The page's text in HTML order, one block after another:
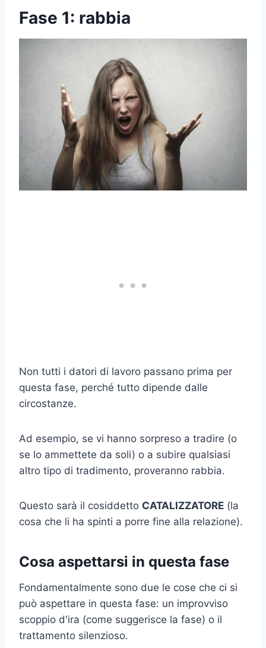
Fase 1: rabbia
Non tutti i datori di lavoro passano prima per
questa fase, perché tutto dipende dalle
circostanze.
Ad esempio, se vi hanno sorpreso a tradire (o
se lo ammettete da soli) o a subire qualsiasi
altro tipo di tradimento, proveranno rabbia.
Questo sarà il cosiddetto CATALIZZATORE (la
cosa che li ha spinti a porre fine alla relazione).
Cosa aspettarsi in questa fase
Fondamentalmente sono due le cose che ci si
può aspettare in questa fase: un improvviso
scoppio d'ira (come suggerisce la fase) o il
trattamento silenzioso.